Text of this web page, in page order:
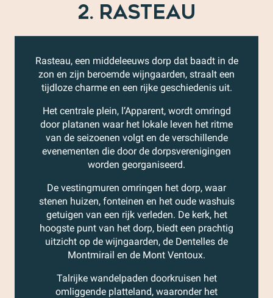
2. RASTEAU
Rasteau, een middeleeuws dorp dat baadt in de
zon en zijn beroemde wijngaarden, straalt een
tijdloze charme en een rijke geschiedenis uit.
Het centrale plein, l’Apparent, wordt omringd
door platanen waar het lokale leven het ritme
van de seizoenen volgt en de verschillende
evenementen die door de dorpsverenigingen
worden georganiseerd.
De vestingmuren omringen het dorp, waar
stenen huizen, fonteinen en het oude washuis
getuigen van een rijk verleden. De kerk, het
hoogste punt van het dorp, biedt een prachtig
uitzicht op de wijngaarden, de Dentelles de
Montmirail en de Mont Ventoux.
Talrijke wandelpaden doorkruisen het
omliggende platteland, waaronder het